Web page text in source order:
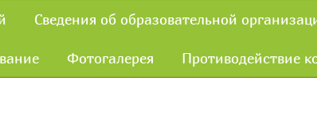
Сведения об образовательной
Фотогалерея Противодействие